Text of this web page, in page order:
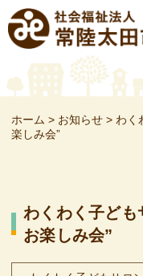
Skip
to
content
ホーム > お知らせ > わく
楽しみ会”
わくわく子ども
お楽しみ会”